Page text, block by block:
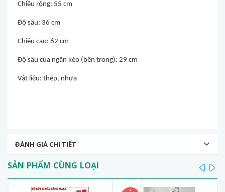
Chiều rộng: 55 cm
Độ sâu: 36 cm
Chiều cao: 62 cm
Độ sâu của ngăn kéo (bên trong): 29 cm
Vật liệu: thép, nhựa
ĐÁNH GIÁ CHI TIẾT
SẢN PHẨM CÙNG LOẠI prev